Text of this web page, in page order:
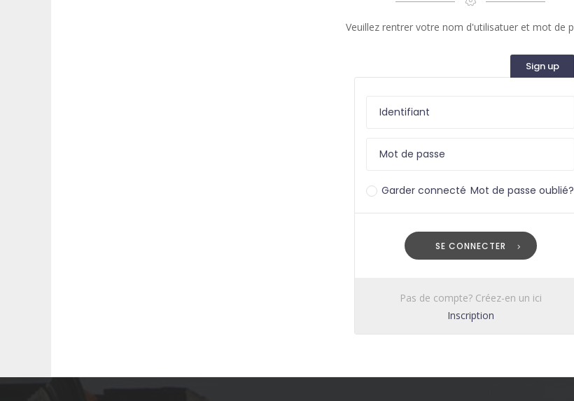
Veuillez rentrer votre nom d'utilisatuer et mot de
Sign up
Garder connecté Mot de passe oublié?
SE CONNECTER
Pas de compte? Créez-en un ici
Inscription